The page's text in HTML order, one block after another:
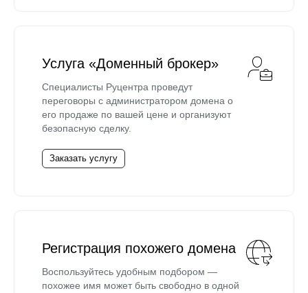
Услуга «Доменный брокер»
Специалисты Руцентра проведут
переговоры с администратором домена о
его продаже по вашей цене и организуют
безопасную сделку.
Заказать услугу
Регистрация похожего домена
Воспользуйтесь удобным подбором —
похожее имя может быть свободно в одной